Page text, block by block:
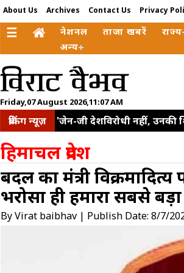
About Us Archives Contact Us Privacy
☰ नेशनल ताजा खबरें राज्य
अन्य
Friday,07 August 2026,11:07 AM
ब्रेकिंग न्यूज़ 'जेन-जी देशविरोधी नहीं, उनकी
बढ़ाने और मजबूत सप्लाई चेन
साझेदारी मजबूत करने पर चर्चा
छत्रपति संभाजीनगर। कॉकरोच
इलाकों का किया दौरा, समीक्षा
इलियट पार्क से हटाए गए 'व्यू-
हिमाचल प्रदेश
बिंदल का मंत्री
भरोसा ही हमारा सबसे बड़ा
By Virat baibhav | Publish Date: 8/7/